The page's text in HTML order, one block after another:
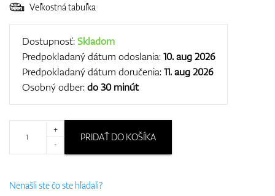
Veľkostná tabuľka
Dostupnosť:Skladom
Predpokladaný dátum odoslania:10. aug 2026
Predpokladaný dátum doručenia:11. aug 2026
Osobný odber:do 30 minút
+
-
PRIDAŤ DO KOŠÍKA
Nenašli ste čo ste hľadali?